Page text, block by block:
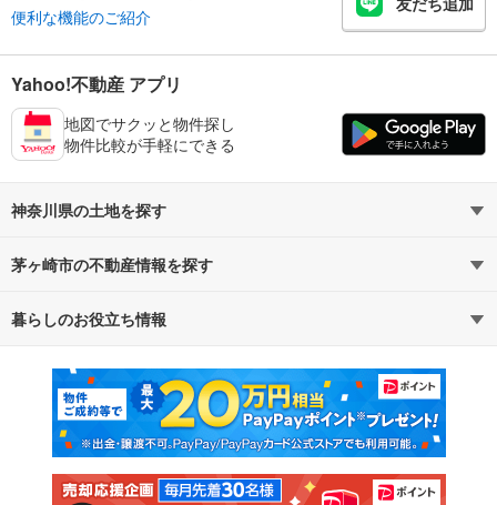
便利な機能のご紹介
Yahoo!不動産 アプリ
地図でサクッと物件探し
物件比較が手軽にできる
神奈川県の土地を探す
路線・駅から探す
通勤・通学時間から探す
茅ヶ崎市の不動産情報を探す
不動産・住宅
新築マンション 中古マンション
新築一戸建て 中古一戸建て
注文住宅 土地
暮らしのお役立ち情報
マンションカタログ 教えて！住まいの先生